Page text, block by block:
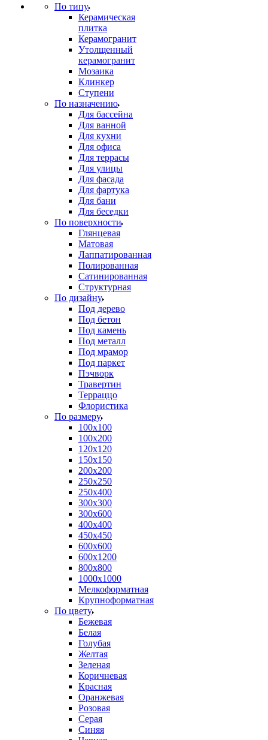
По типу
Керамическая
плитка
Керамогранит
Утолщенный
керамогранит
Мозаика
Клинкер
Ступени
По назначению
Для бассейна
Для ванной
Для кухни
Для офиса
Для террасы
Для улицы
Для фасада
Для фартука
Для бани
Для беседки
По поверхности
Глянцевая
Матовая
Лаппатированная
Полированная
Сатинированная
Структурная
По дизайну
Под дерево
Под бетон
Под камень
Под металл
Под мрамор
Под паркет
Пэчворк
Травертин
Терраццо
Флористика
По размеру
100х100
100х200
120х120
150х150
200х200
250х250
250х400
300х300
300х600
400х400
450х450
600х600
600х1200
800х800
1000х1000
Мелкоформатная
Крупноформатная
По цвету
Бежевая
Белая
Голубая
Желтая
Зеленая
Коричневая
Красная
Оранжевая
Розовая
Серая
Синяя